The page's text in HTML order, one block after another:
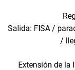
Salida: FISA /
/
Extensión de la